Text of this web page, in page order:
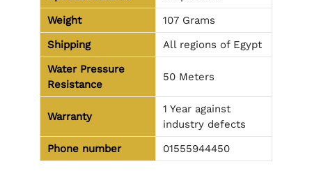
Weight
107 Grams
Shipping
All regions of Egypt
Water Pressure
Resistance
50 Meters
Warranty
1 Year against
industry defects
Phone number
01555944450